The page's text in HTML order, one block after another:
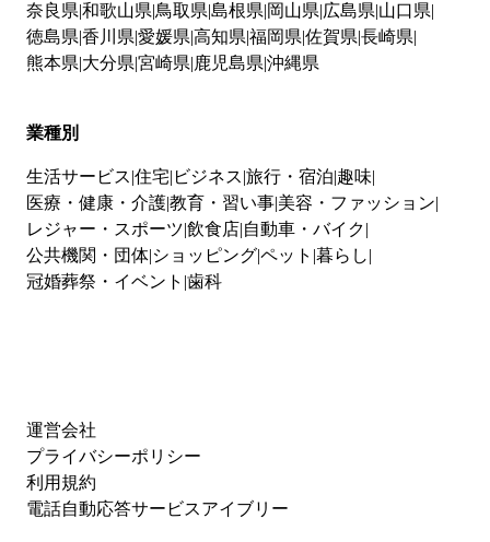
奈良県 和歌山県 鳥取県 島根県 岡山県 広島県 山口県
徳島県 香川県 愛媛県 高知県 福岡県 佐賀県 長崎県
熊本県 大分県 宮崎県 鹿児島県 沖縄県
業種別
生活サービス 住宅 ビジネス 旅行・宿泊 趣味
医療・健康・介護教育・習い事 美容・ファッション
レジャー・スポーツ 飲食店 自動車・バイク
公共機関・団体 ショッピングペット 暮らし
冠婚葬祭・イベント 歯科
運営会社
プライバシーポリシー
利用規約
電話自動応答サービスアイブリー